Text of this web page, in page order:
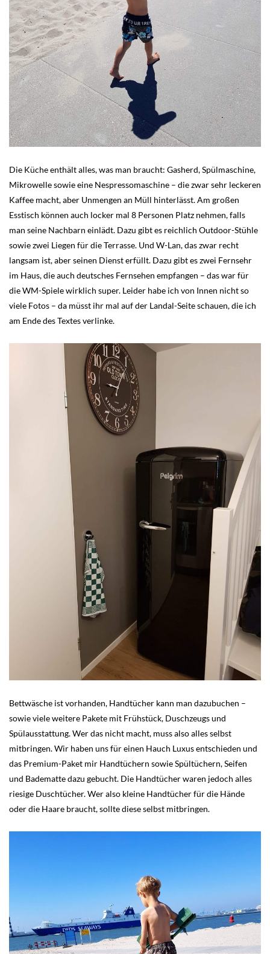
Die Küche enthält alles, was man braucht: Gasherd, Spülmaschine,
Mikrowelle sowie eine Nespressomaschine – die zwar sehr leckeren
Kaffee macht, aber Unmengen an Müll hinterlässt. Am großen
Esstisch können auch locker mal 8 Personen Platz nehmen, falls
man seine Nachbarn einlädt. Dazu gibt es reichlich Outdoor-Stühle
sowie zwei Liegen für die Terrasse. Und W-Lan, das zwar recht
langsam ist, aber seinen Dienst erfüllt. Dazu gibt es zwei Fernsehr
im Haus, die auch deutsches Fernsehen empfangen – das war für
die WM-Spiele wirklich super. Leider habe ich von Innen nicht so
viele Fotos – da müsst ihr mal auf der Landal-Seite schauen, die ich
am Ende des Textes verlinke.
Bettwäsche ist vorhanden, Handtücher kann man dazubuchen –
sowie viele weitere Pakete mit Frühstück, Duschzeugs und
Spülausstattung. Wer das nicht macht, muss also alles selbst
mitbringen. Wir haben uns für einen Hauch Luxus entschieden und
das Premium-Paket mir Handtüchern sowie Spültüchern, Seifen
und Badematte dazu gebucht. Die Handtücher waren jedoch alles
riesige Duschtücher. Wer also kleine Handtücher für die Hände
oder die Haare braucht, sollte diese selbst mitbringen.